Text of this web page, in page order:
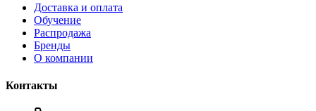
Доставка и оплата
Обучение
Распродажа
Бренды
О компании
Контакты